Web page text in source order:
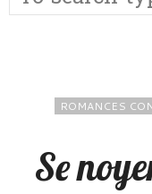
ROMANCES
Se